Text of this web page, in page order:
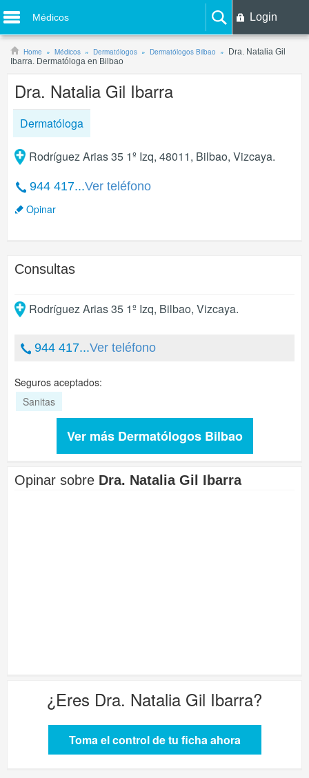
Médicos Login
Home Médicos Dermatólogos Dermatólogos Bilbao
Dra. Natalia Gil
Ibarra. Dermatóloga en Bilbao
Dra. Natalia Gil Ibarra
Dermatóloga
Rodríguez Arias 35 1º Izq, 48011, Bilbao, Vizcaya.
944 417...Ver teléfono
Opinar
Consultas
Rodríguez Arias 35 1º Izq, Bilbao, Vizcaya.
944 417...Ver teléfono
Seguros aceptados:
Sanitas
Ver más Dermatólogos Bilbao
Opinar sobre Dra. Natalia Gil Ibarra
¿Eres Dra. Natalia Gil Ibarra?
Toma el control de tu ficha ahora